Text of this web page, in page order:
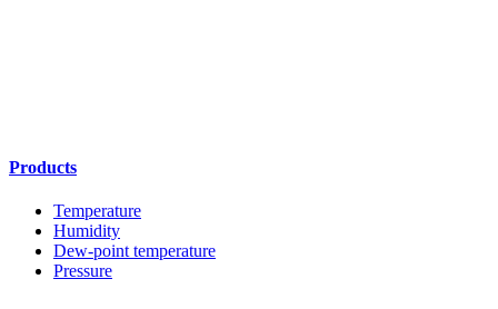
Products
Temperature
Humidity
Dew-point temperature
Pressure